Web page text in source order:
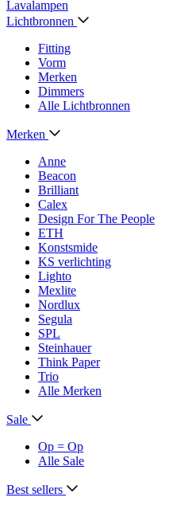
Lavalampen
Lichtbronnen
Fitting
Vorm
Merken
Dimmers
Alle Lichtbronnen
Merken
Anne
Beacon
Brilliant
Calex
Design For The People
ETH
Konstsmide
KS verlichting
Lighto
Mexlite
Nordlux
Segula
SPL
Steinhauer
Think Paper
Trio
Alle Merken
Sale
Op = Op
Alle Sale
Best sellers